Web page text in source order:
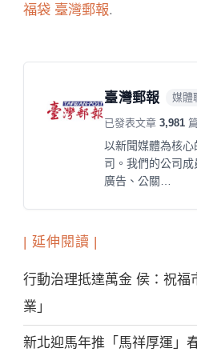
福袋 臺灣郵報.
臺灣郵報 媒體
已發表文章3,981
以新聞媒體為核
司。我們的公司成
廣告、公關…
| 延伸閱讀 |
行動治理抵達萬金 侯：祝福
業」
新北迎馬年推「馬祥厚運」